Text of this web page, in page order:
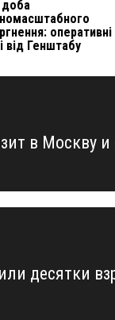
доба
оперативні
від Генштабу
в Москву и
десятки